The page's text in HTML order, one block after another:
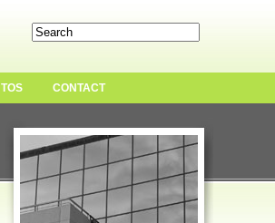
TOS CONTACT